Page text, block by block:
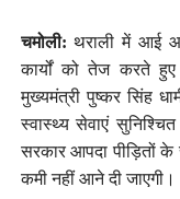
चमोली: थराली में आई
कार्यों को तेज करते
मुख्यमंत्री पुष्कर सिंह
स्वास्थ्य सेवाएं
सरकार आपदा पीड़ितों
कमी नहीं आने दी जाएगी।